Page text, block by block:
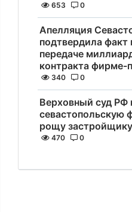
653 0
Апелляция
подтвердила факт
передаче
контракта фирме-
340 0
Верховный суд РФ
севастопольскую
рощу застройщику
470 0